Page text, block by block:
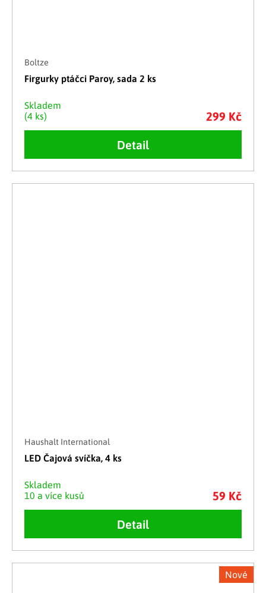
Boltze
Firgurky ptáčci Paroy, sada 2 ks
Skladem
(4 ks)
299 Kč
Detail
Haushalt International
LED Čajová svíčka, 4 ks
Skladem
10 a více kusů
59 Kč
Detail
Nové